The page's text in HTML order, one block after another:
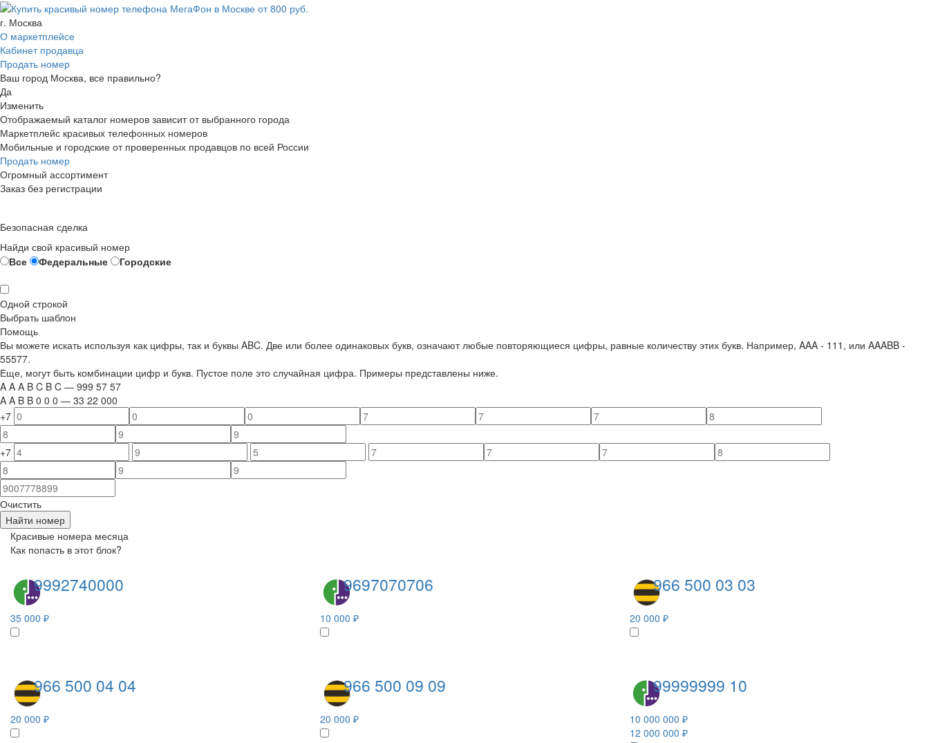
г. Москва
О маркетплейсе
Кабинет продавца
Продать номер
Ваш город Москва, все правильно?
Да
Изменить
Отображаемый каталог номеров зависит от выбранного города
Маркетплейс красивых телефонных номеров
Мобильные и городские от проверенных продавцов по всей России
Продать номер
Огромный ассортимент
Заказ без регистрации
Безопасная сделка
Найди свой красивый номер
Все
Федеральные Городские
Одной строкой
Выбрать шаблон
Помощь
Вы можете искать используя как цифры, так и буквы ABC. Две или более одинаковых букв, означают любые повторяющиеся цифры, равные количеству этих букв. Например, AAA - 111 , или AAABB -
55577.
Еще, могут быть комбинации цифр и букв. Пустое поле это случайная цифра. Примеры представлены ниже.
A A A B C B C — 999 57 57
A A B B 0 0 0 — 33 22 000
+7
+7
Очистить
Найти номер
Красивые номера месяца
Как попасть в этот блок?
9992740000
35 000 ₽
9697070706
10 000 ₽
966 500 03 03
20 000 ₽
966 500 04 04
20 000 ₽
966 500 09 09
20 000 ₽
99999999 10
10 000 000 ₽
12 000 000 ₽